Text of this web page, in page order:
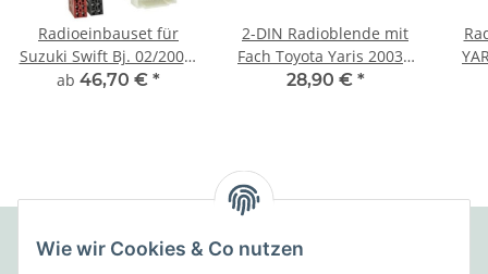
Radioeinbauset für
Suzuki Swift Bj. 02/2005-
08/2010
ab 46,70 € *
2-DIN Radioblende mit
Fach Toyota Yaris 2003 -
2005 schwarz
28,90 € *
Wie wir Cookies & Co nutzen